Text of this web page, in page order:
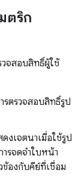
ตริก
วจสอบสิทธิ์ผู้ใช้
ตรวจสอบสิทธิ์รูป
งเจตนาเมื่อใช้รูป
รจดจำใบหน้า
ข้องกับคีย์ที่เชื่อม